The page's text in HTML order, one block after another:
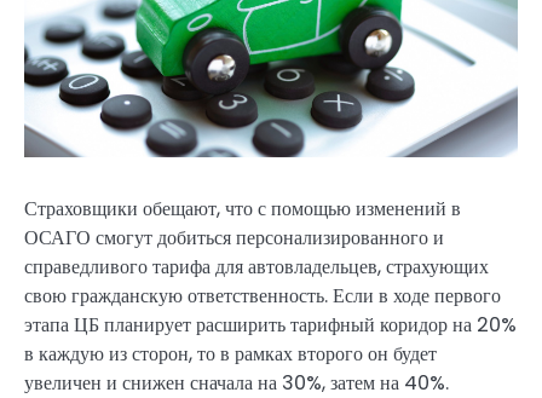
Страховщики обещают, что с помощью изменений в
ОСАГО смогут добиться персонализированного и
справедливого тарифа для автовладельцев, страхующих
свою гражданскую ответственность. Если в ходе первого
этапа ЦБ планирует расширить тарифный коридор на 20%
в каждую из сторон, то в рамках второго он будет
увеличен и снижен сначала на 30%, затем на 40%.